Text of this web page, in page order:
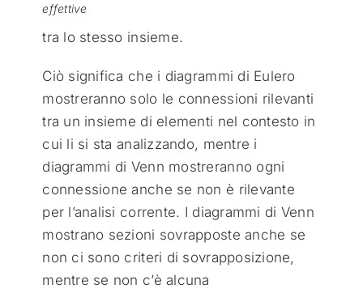
effettive
tra lo stesso insieme.
Ciò significa che i diagrammi di Eulero
mostreranno solo le connessioni rilevanti
tra un insieme di elementi nel contesto in
cui li si sta analizzando, mentre i
diagrammi di Venn mostreranno ogni
connessione anche se non è rilevante
per l’analisi corrente. I diagrammi di Venn
mostrano sezioni sovrapposte anche se
non ci sono criteri di sovrapposizione,
mentre se non c’è alcuna